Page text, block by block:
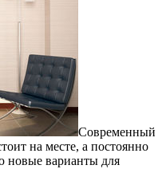
Современный
на месте, а постоянно
новые варианты для